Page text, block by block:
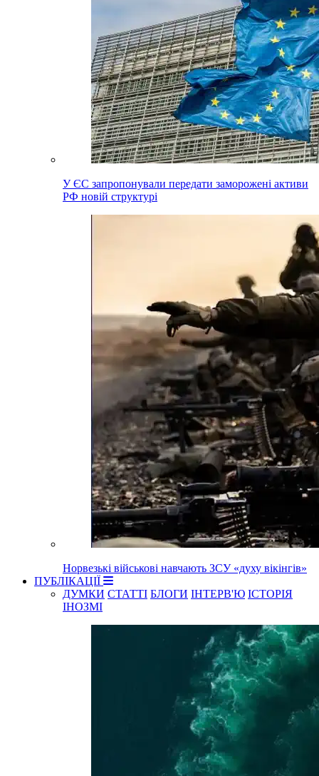
У ЄС запропонували передати заморожені активи
РФ новій структурі
Норвезькі військові навчають ЗСУ «духу вікінгів»
ПУБЛІКАЦІЇ
ДУМКИ СТАТТІ БЛОГИ ІНТЕРВ'Ю ІСТОРІЯ
ІНОЗМІ